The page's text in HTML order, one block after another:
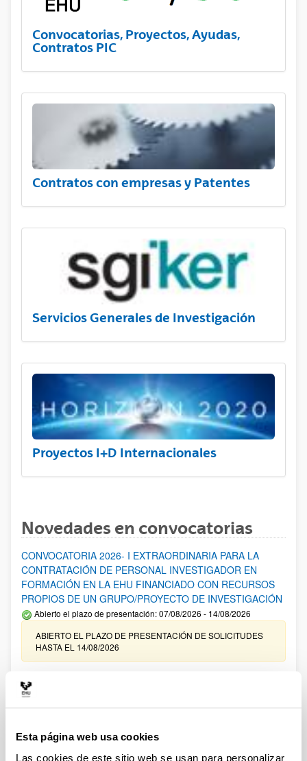
Esta página web usa cookies
Las cookies de este sitio web se usan para personalizar
Convocatorias, Proyectos, Ayudas,
Contratos PIC
Contratos con empresas y Patentes
Servicios Generales de Investigación
Proyectos I+D Internacionales
Novedades en convocatorias
CONVOCATORIA 2026- I EXTRAORDINARIA PARA LA
CONTRATACIÓN DE PERSONAL INVESTIGADOR EN
FORMACIÓN EN LA EHU FINANCIADO CON RECURSOS
PROPIOS DE UN GRUPO/PROYECTO DE INVESTIGACIÓN
Abierto el plazo de presentación: 07/08/2026 - 14/08/2026
ABIERTO EL PLAZO DE PRESENTACIÓN DE SOLICITUDES
HASTA EL 14/08/2026
Ayudas para financiación de la adquisición y renovación de
infraestructura científica y fondos bibliográficos en la
UPV/EHU 2026
25/03/2026: Corrección de errores del listado provisional de
solicitudes admitidas y excluidas. 23/03/2026: Relación